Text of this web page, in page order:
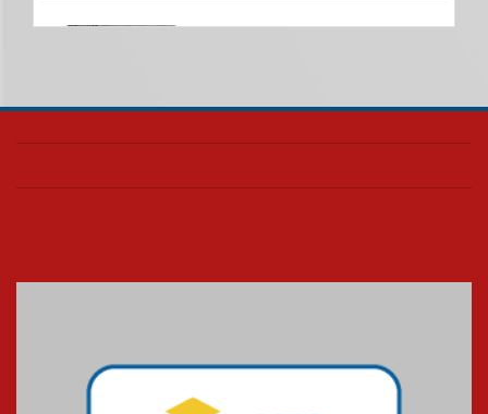
realizará nova edição da Feira
04.08.2026